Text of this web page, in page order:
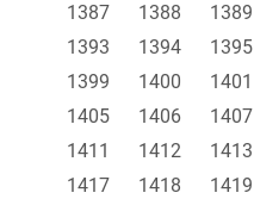
1387
1388 1389
1393
1394 1395
1399
1400 1401
1405
1406 1407
1411
1412 1413
1417
1418 1419